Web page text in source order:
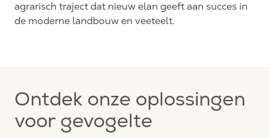
agrarisch traject dat nieuw elan geeft aan succes in
de moderne landbouw en veeteelt.
Ontdek onze oplossingen
voor gevogelte